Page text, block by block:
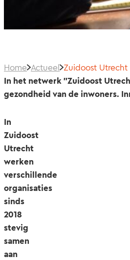
Home Actueel Zuidoost
In het netwerk "Zuidoost
gezondheid van de inwoners.
In
Zuidoost
Utrecht
werken
verschillende
organisaties
sinds
2018
stevig
samen
aan